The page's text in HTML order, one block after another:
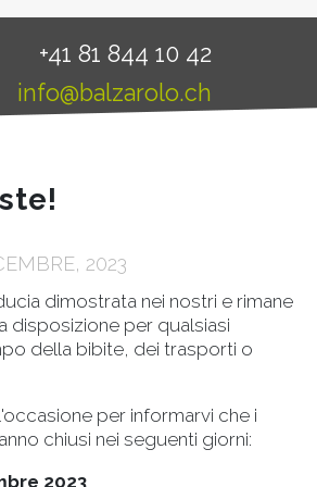
+41 81 844 10 42
info@balzarolo.ch
2023
dimostrata nei nostri e rimane
disposizione per qualsiasi
della bibite, dei trasporti o
per informarvi che i
chiusi nei seguenti giorni:
2023